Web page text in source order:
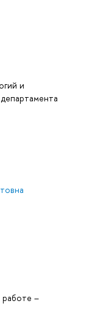
и
–